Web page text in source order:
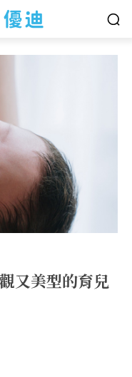
又美型的育兒